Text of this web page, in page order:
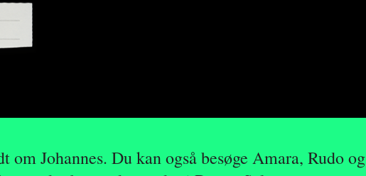
om Johannes. Du kan også besøge Amara, Rudo og